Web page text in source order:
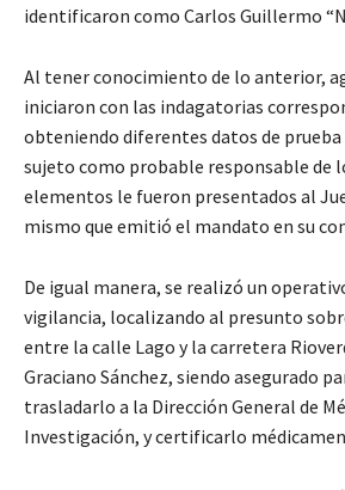
identificaron como Carlos Guillermo
Al tener conocimiento de lo anterior,
iniciaron con las indagatorias
obteniendo diferentes datos de prueba
sujeto como probable responsable de
elementos le fueron presentados al
mismo que emitió el mandato en su
De igual manera, se realizó un
vigilancia, localizando al presunto
entre la calle Lago y la carretera
Graciano Sánchez, siendo asegurado
trasladarlo a la Dirección General de
Investigación, y certificarlo